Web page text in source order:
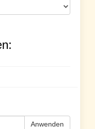
Anwenden